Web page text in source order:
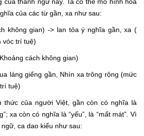
của các từ gần, xa như sau:
không gian) -> lan tỏa ý nghĩa gần, xa (
vóc trí tuệ)
cách không gian)
láng giếng gần, Nhìn xa trông rộng (mức
tuệ)
của người Việt, gần còn có nghĩa là
xa còn có nghĩa là “yếu”, là “mất mát”. Vì
ca dao kiểu như sau: